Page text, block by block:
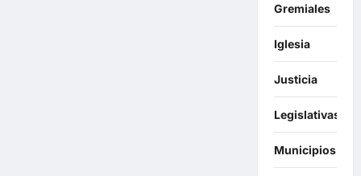
Gremiales
Iglesia
Justicia
Legislativas
Municipios